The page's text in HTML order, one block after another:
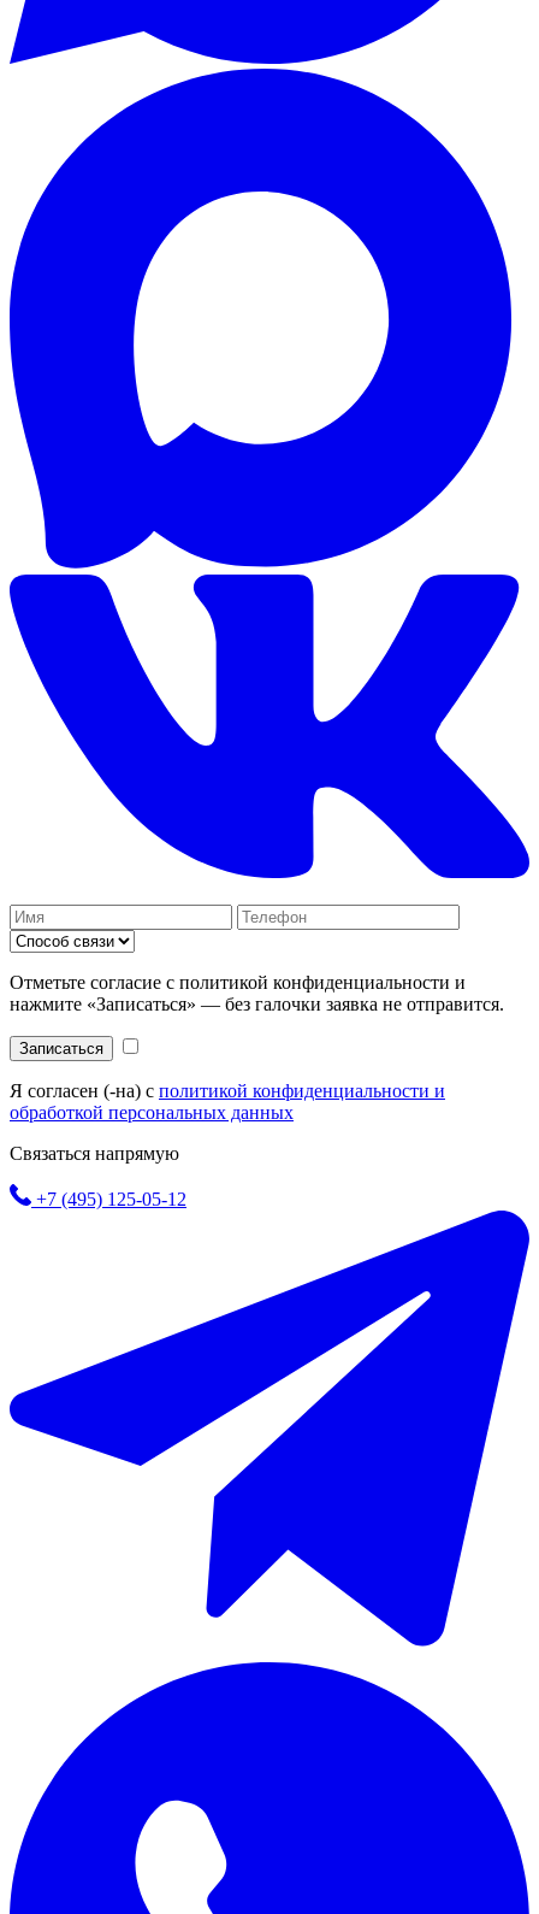
Отметьте согласие с политикой конфиденциальности и
нажмите «Записаться» — без галочки заявка не отправится.
Записаться
Я согласен (-на) с политикой конфиденциальности и
обработкой персональных данных
Связаться напрямую
+7 (495) 125-05-12